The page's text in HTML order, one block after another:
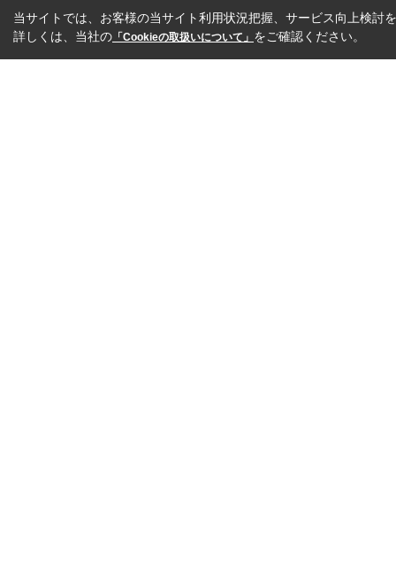
当サイトでは、お客様の当サイト利用状況把握、サービス向上検討
詳しくは、当社の 「Cookieの取扱いについて」 をご確認ください。